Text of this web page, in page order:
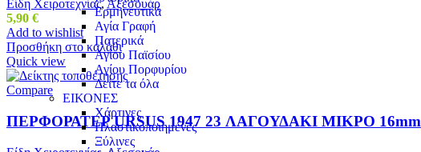
Ερμηνευτικά
Αγία Γραφή
Πατερικά
Αγίου Παϊσίου
Αγίου Πορφυρίου
Δείτε τα όλα
ΕΙΚΟΝΕΣ
Χάρτινες
Πλαστικοποιημένες
Ξύλινες
Είδη Χειροτεχνίας, Αξεσουάρ
5,90 €
Add to wishlist
Προσθήκη στο καλάθι
Quick view
Compare
ΠΕΡΦΟΡΑΤΕΡ URSUS 1947 23 ΛΑΓΟΥΔΑΚΙ ΜΙΚΡΟ 16mm